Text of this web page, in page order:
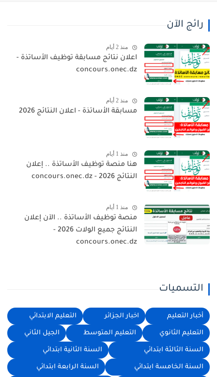
رائج الآن
منذ 2 أيام
اعلان نتائج مسابقة توظيف الأساتذة -
concours.onec.dz
منذ 2 أيام
مسابقة الأساتذة - اعلان النتائج 2026
منذ 1 أيام
هنا منصة توظيف الأساتذة .. إعلان
النتائج 2026 - concours.onec.dz
منذ 1 أيام
منصة توظيف الأساتذة .. الآن إعلان
النتائج جميع الولات 2026 -
concours.onec.dz
التسميات
أخبار التعليم اخبار الجزائر التعليم الابتدائي
التعليم الثانوي التعليم المتوسط الجيل الثاني
السنة الثالثة ابتدائي السنة الثانية ابتدائي
السنة الخامسة ابتدائي السنة الرابعة ابتدائي